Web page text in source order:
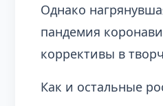
Однако
пандемия
коррективы в
Как и остальные